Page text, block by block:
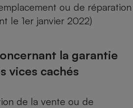
ou de réparation
le 1er janvier 2022)
la garantie
vices cachés
de la vente ou de